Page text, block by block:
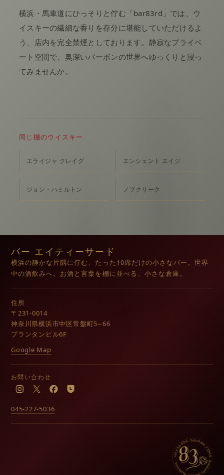
横浜・馬車道にひっそりと佇む「bar83rd」では、ウ
イスキーの繊細な香りを存分に堪能していただけるよ
う、店内を完全禁煙としております。静寂なプライベ
ート空間で、奥深いバーボンの世界へゆっくりと浸っ
てみませんか。
同じ棚のウイスキー
エライジャ クレイグ エンシェント エイジ
ジョン・ハミルトン ノブクリーク
バー エイティーサード
横浜の静かな片隅に佇む、たった10席だけの小さなバー。世界
中の酒飲みへ。お酒と言葉を棚に並べる、小さな倉庫。
住所
〒231-0014
神奈川県横浜市中区常盤町5−66
プランタンビル6F
Google Map
お問い合わせ
Instagram
X Facebook
LINE
045-227-5036